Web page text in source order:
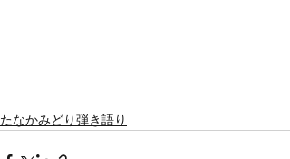
たなかみどり弾き語り